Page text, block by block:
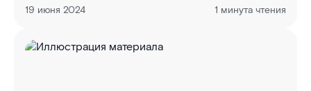
19 июня 2024 1 минута чтения